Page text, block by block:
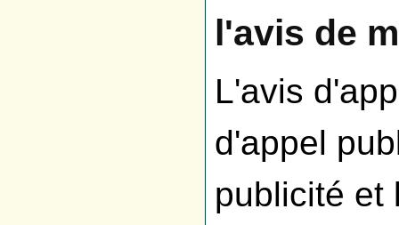
l'avis de
L'avis
d'appel
publicité et